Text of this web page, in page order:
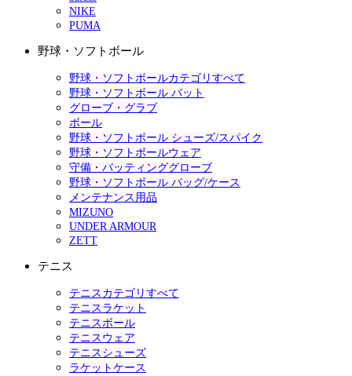
NIKE
PUMA
野球・ソフトボール
野球・ソフトボールカテゴリすべて
野球・ソフトボール バット
グローブ・グラブ
ボール
野球・ソフトボール シューズ/スパイク
野球・ソフトボールウェア
守備・バッティンググローブ
野球・ソフトボール バッグ/ケース
メンテナンス用品
MIZUNO
UNDER ARMOUR
ZETT
テニス
テニスカテゴリすべて
テニスラケット
テニスボール
テニスウェア
テニスシューズ
ラケットケース